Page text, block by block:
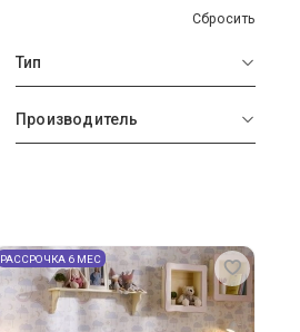
Сбросить
Тип
Производитель
РАССРОЧКА 6 МЕС